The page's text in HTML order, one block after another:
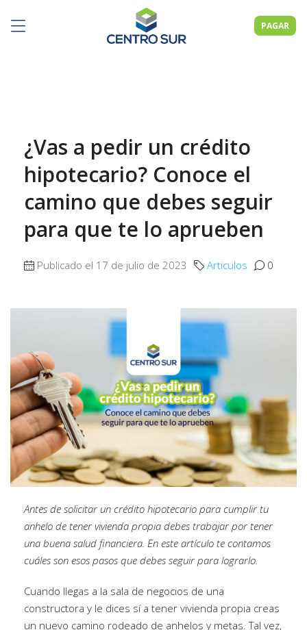
PAGAR
¿Vas a pedir un crédito
hipotecario? Conoce el
camino que debes seguir
para que te lo aprueben
Publicado el 17 de julio de 2023 Articulos 0
Antes de solicitar un crédito hipotecario para cumplir tu
anhelo de tener vivienda propia debes trabajar por tener
una buena salud financiera. En este artículo te contamos
cuáles son esos pasos que debes seguir para lograrlo.
Cuando llegas a la sala de negocios de una
constructora y le dices sí a tener vivienda propia creas
un nuevo camino rodeado de anhelos y metas. Tal vez,